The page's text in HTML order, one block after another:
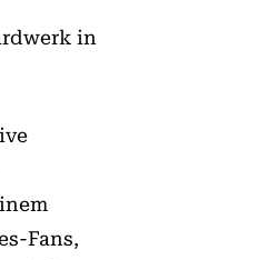
in
Fans,